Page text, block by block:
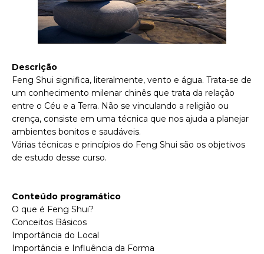
Descrição
Feng Shui significa, literalmente, vento e água. Trata-se de
um conhecimento milenar chinês que trata da relação
entre o Céu e a Terra. Não se vinculando a religião ou
crença, consiste em uma técnica que nos ajuda a planejar
ambientes bonitos e saudáveis.
Várias técnicas e princípios do Feng Shui são os objetivos
de estudo desse curso.
Conteúdo programático
O que é Feng Shui?
Conceitos Básicos
Importância do Local
Importância e Influência da Forma